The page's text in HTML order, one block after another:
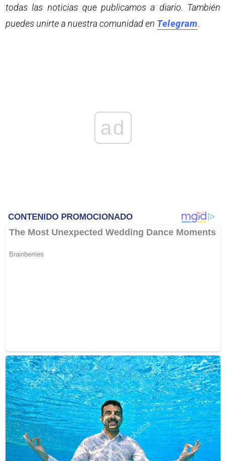
todas las noticias que publicamos a diario. También
puedes unirte a nuestra comunidad en Telegram.
ad